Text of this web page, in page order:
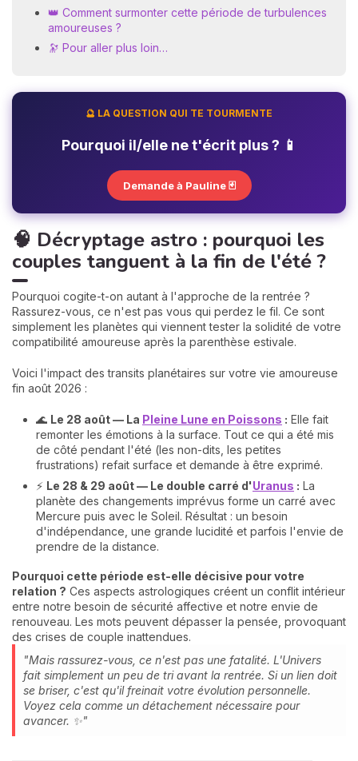
👑 Comment surmonter cette période de turbulences
amoureuses ?
🔭 Pour aller plus loin…
🔮 LA QUESTION QUI TE TOURMENTE
Pourquoi il/elle ne t'écrit plus ? 📱
Demande à Pauline 🃏
🧠 Décryptage astro : pourquoi les
couples tanguent à la fin de l'été ?
Pourquoi cogite-t-on autant à l'approche de la rentrée ?
Rassurez-vous, ce n'est pas vous qui perdez le fil. Ce sont
simplement les planètes qui viennent tester la solidité de votre
compatibilité amoureuse après la parenthèse estivale.
Voici l'impact des transits planétaires sur votre vie amoureuse
fin août 2026 :
🌊 Le 28 août — La Pleine Lune en Poissons : Elle fait
remonter les émotions à la surface. Tout ce qui a été mis
de côté pendant l'été (les non-dits, les petites
frustrations) refait surface et demande à être exprimé.
⚡ Le 28 & 29 août — Le double carré d'Uranus : La
planète des changements imprévus forme un carré avec
Mercure puis avec le Soleil. Résultat : un besoin
d'indépendance, une grande lucidité et parfois l'envie de
prendre de la distance.
Pourquoi cette période est-elle décisive pour votre
relation ? Ces aspects astrologiques créent un conflit intérieur
entre notre besoin de sécurité affective et notre envie de
renouveau. Les mots peuvent dépasser la pensée, provoquant
des crises de couple inattendues.
"Mais rassurez-vous, ce n'est pas une fatalité. L'Univers
fait simplement un peu de tri avant la rentrée. Si un lien doit
se briser, c'est qu'il freinait votre évolution personnelle.
Voyez cela comme un détachement nécessaire pour
avancer. ✨"